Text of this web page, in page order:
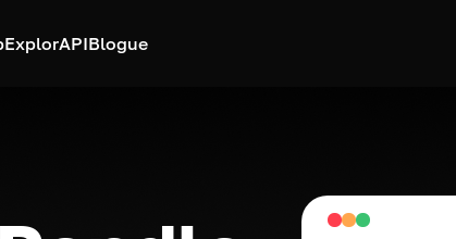
ExplorAPIBlogue